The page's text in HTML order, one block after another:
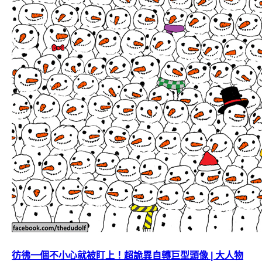
彷彿一個不小心就被盯上！超詭異自轉巨型頭像 | 大人物